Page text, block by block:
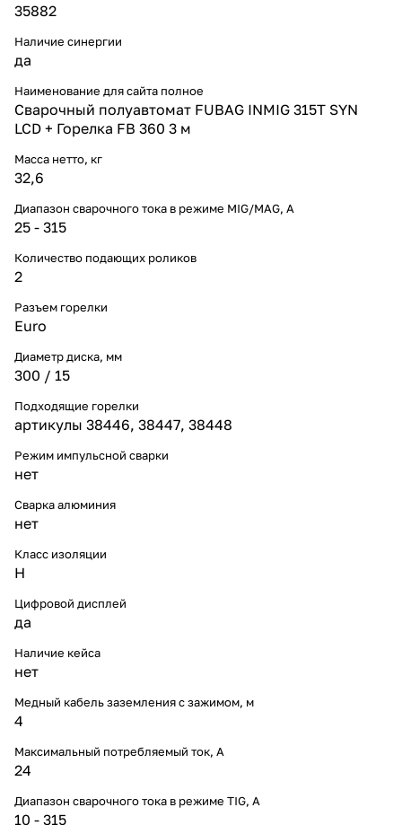
35882
Наличие синергии
да
Наименование для сайта полное
Сварочный полуавтомат FUBAG INMIG 315T SYN
LCD + Горелка FB 360 3 м
Масса нетто, кг
32,6
Диапазон сварочного тока в режиме MIG/MAG, A
25 - 315
Количество подающих роликов
2
Разъем горелки
Euro
Диаметр диска, мм
300 / 15
Подходящие горелки
артикулы 38446, 38447, 38448
Режим импульсной сварки
нет
Сварка алюминия
нет
Класс изоляции
H
Цифровой дисплей
да
Наличие кейса
нет
Медный кабель заземления с зажимом, м
4
Максимальный потребляемый ток, А
24
Диапазон сварочного тока в режиме TIG, А
10 - 315